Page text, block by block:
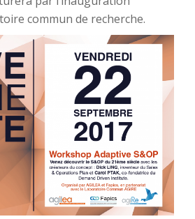
commun de recherche.